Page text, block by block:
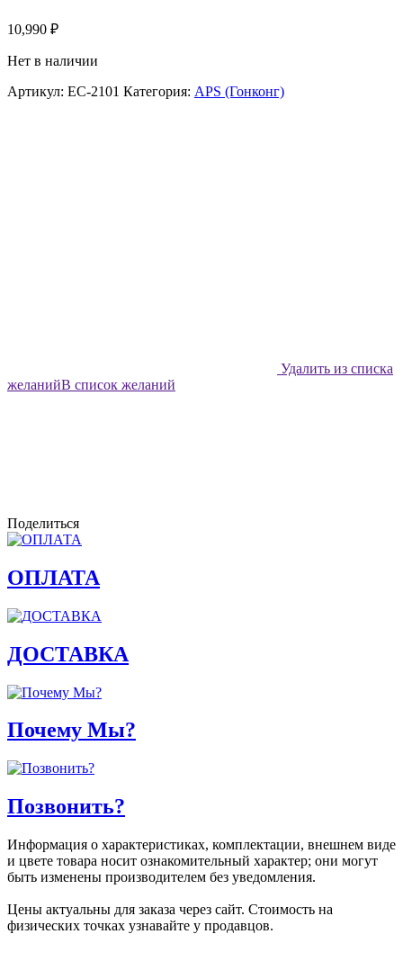
10,990 ₽
Нет в наличии
Артикул: EC-2101 Категория: APS (Гонконг)
Удалить из списка
желанийВ список желаний
Поделиться
ОПЛАТА
ДОСТАВКА
Почему Мы?
Позвонить?
Информация о характеристиках, комплектации, внешнем виде
и цвете товара носит ознакомительный характер; они могут
быть изменены производителем без уведомления.
Цены актуальны для заказа через сайт. Стоимость на
физических точках узнавайте у продавцов.